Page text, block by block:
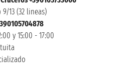
13 (32 lineas)
y 15:00 - 17:00